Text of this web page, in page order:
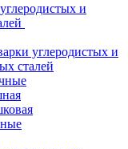
и
углеродистых и
сталей